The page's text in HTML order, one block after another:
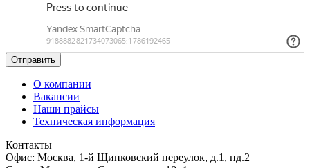
Отправить
О компании
Вакансии
Наши прайсы
Техническая информация
Контакты
Офис: Москва, 1-й Щипковский переулок, д.1, пд.2